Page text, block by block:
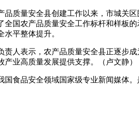
量安全县创建工作以来，市城关区
全国农产品质量安全工作标杆和样板
平整体提升。
表示，农产品质量安全县正逐步成
业高质量发展提供支撑。（卢文静）
品安全领域国家级专业新闻媒体。